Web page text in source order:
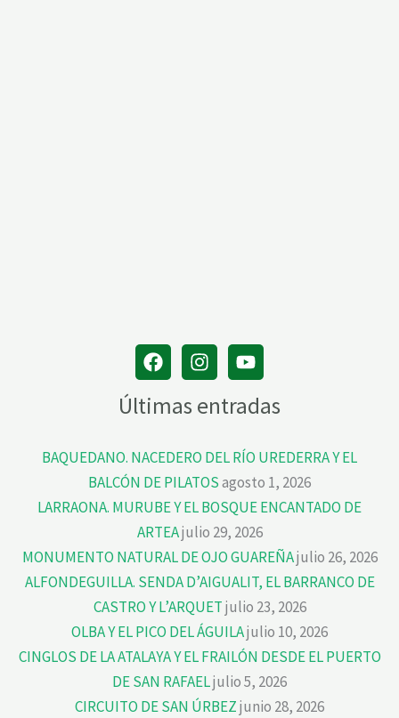
Últimas entradas
BAQUEDANO. NACEDERO DEL RÍO UREDERRA Y EL
BALCÓN DE PILATOSagosto 1, 2026
LARRAONA. MURUBE Y EL BOSQUE ENCANTADO DE
ARTEAjulio 29, 2026
MONUMENTO NATURAL DE OJO GUAREÑAjulio 26, 2026
ALFONDEGUILLA. SENDA D’AIGUALIT, EL BARRANCO DE
CASTRO Y L’ARQUETjulio 23, 2026
OLBA Y EL PICO DEL ÁGUILAjulio 10, 2026
CINGLOS DE LA ATALAYA Y EL FRAILÓN DESDE EL PUERTO
DE SAN RAFAELjulio 5, 2026
CIRCUITO DE SAN ÚRBEZjunio 28, 2026